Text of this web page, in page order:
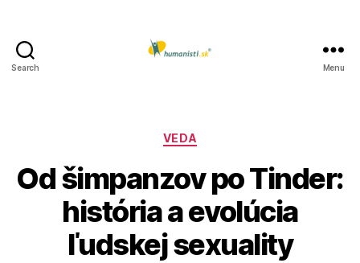
Search Menu
Kategórie
VEDA
Od šimpanzov po Tinder:
história a evolúcia
ľudskej sexuality